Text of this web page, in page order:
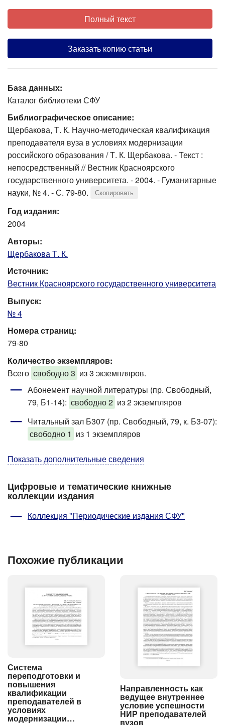
Полный текст
Заказать копию статьи
База данных:
Каталог библиотеки СФУ
Библиографическое описание:
Щербакова, Т. К. Научно-методическая квалификация
преподавателя вуза в условиях модернизации
российского образования / Т. К. Щербакова. - Текст :
непосредственный // Вестник Красноярского
государственного университета. - 2004. - Гуманитарные
науки, № 4. - С. 79-80.
Скопировать
Год издания:
2004
Авторы:
Щербакова Т. К.
Источник:
Вестник Красноярского государственного университета
Выпуск:
№ 4
Номера страниц:
79-80
Количество экземпляров:
Всего свободно 3 из 3 экземпляров.
Абонемент научной литературы (пр. Свободный,
79, Б1-14): свободно 2 из 2 экземпляров
Читальный зал Б307 (пр. Свободный, 79, к. Б3-07):
свободно 1 из 1 экземпляров
Показать дополнительные сведения
Цифровые и тематические книжные
коллекции издания
Коллекция "Периодические издания СФУ"
Похожие публикации
Система
переподготовки и
повышения
квалификации
преподавателей в
условиях
модернизации…
Направленность как
ведущее внутреннее
условие успешности
НИР преподавателей
вузов